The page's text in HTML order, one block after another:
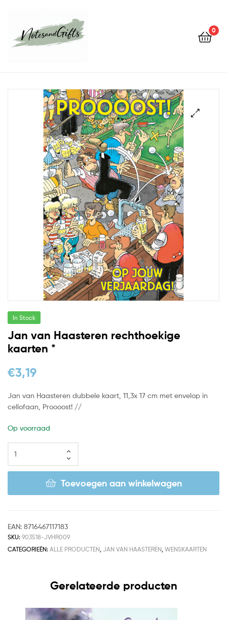
0
In Stock
Jan van Haasteren rechthoekige
kaarten *
€3,19
Jan van Haasteren dubbele kaart, 11,3x 17 cm met envelop in
cellofaan, Proooost! //
Op voorraad
Toevoegen aan winkelwagen
EAN: 8716467117183
SKU: 903518-JVHR009
CATEGORIEËN: ALLE PRODUCTEN JAN VAN HAASTEREN WENSKAARTEN
Gerelateerde producten